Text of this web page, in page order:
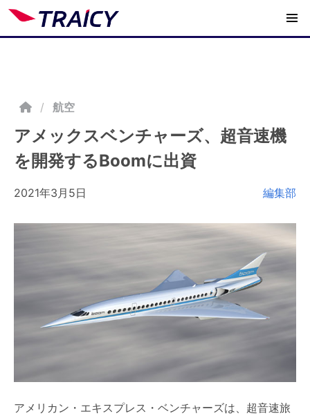
/ 航空
アメックスベンチャーズ、超音速機
を開発するBoomに出資
2021年3月5日 編集部
アメリカン・エキスプレス・ベンチャーズは、超音速旅